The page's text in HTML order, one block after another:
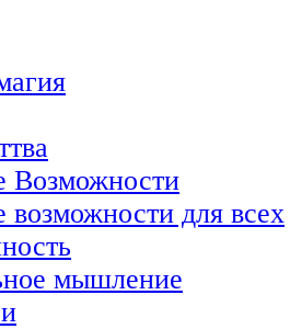
Возможности
возможности для всех
мышление